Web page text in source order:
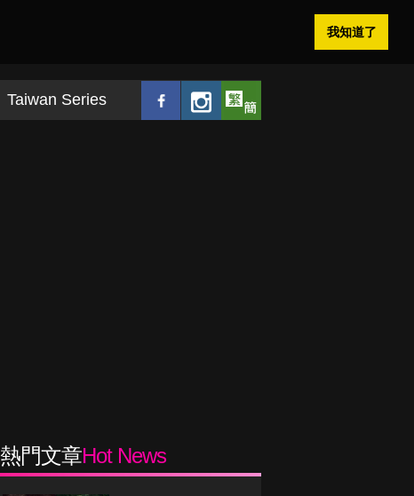
我知道了
Taiwan Series
熱門文章Hot News